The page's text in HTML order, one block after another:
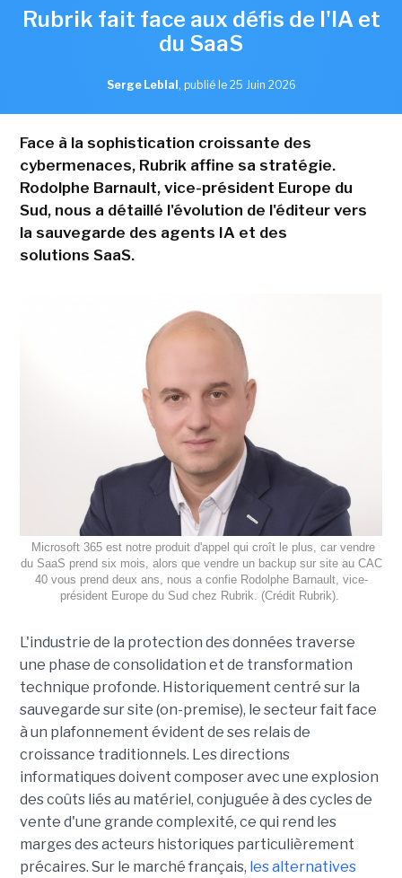
Rubrik fait face aux défis de l'IA et
du SaaS
Serge Leblal , publié le 25 Juin 2026
Face à la sophistication croissante des
cybermenaces, Rubrik affine sa stratégie.
Rodolphe Barnault, vice-président Europe du
Sud, nous a détaillé l'évolution de l'éditeur vers
la sauvegarde des agents IA et des
solutions SaaS.
Microsoft 365 est notre produit d'appel qui croît le plus, car vendre
du SaaS prend six mois, alors que vendre un backup sur site au CAC
40 vous prend deux ans, nous a confie Rodolphe Barnault, vice-
président Europe du Sud chez Rubrik. (Crédit Rubrik).
L'industrie de la protection des données traverse
une phase de consolidation et de transformation
technique profonde. Historiquement centré sur la
sauvegarde sur site (on-premise), le secteur fait face
à un plafonnement évident de ses relais de
croissance traditionnels. Les directions
informatiques doivent composer avec une explosion
des coûts liés au matériel, conjuguée à des cycles de
vente d'une grande complexité, ce qui rend les
marges des acteurs historiques particulièrement
précaires. Sur le marché français, les alternatives